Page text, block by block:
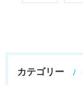
カテゴリー